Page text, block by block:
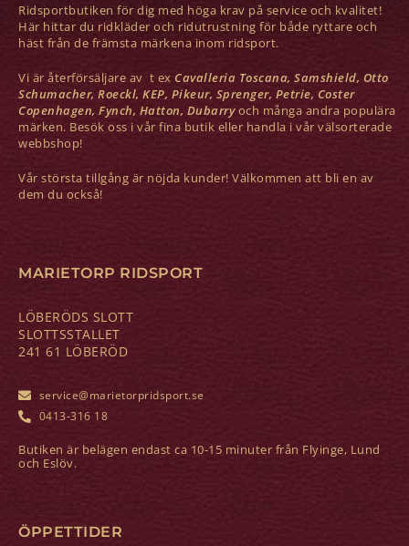
Ridsportbutiken för dig med höga krav på service och kvalitet!
Här hittar du ridkläder och ridutrustning för både ryttare och
häst från de främsta märkena inom ridsport.
Vi är återförsäljare av t ex Cavalleria Toscana, Samshield, Otto
Schumacher, Roeckl, KEP, Pikeur, Sprenger, Petrie, Coster
Copenhagen, Fynch, Hatton, Dubarryoch många andra populära
märken. Besök oss i vår fina butik eller handla i vår välsorterade
webbshop!
Vår största tillgång är nöjda kunder! Välkommen att bli en av
dem du också!
MARIETORP RIDSPORT
LÖBERÖDS SLOTT
SLOTTSSTALLET
241 61 LÖBERÖD
service@marietorpridsport.se
0413-316 18
Butiken är belägen endast ca 10-15 minuter från Flyinge, Lund
och Eslöv.
ÖPPETTIDER